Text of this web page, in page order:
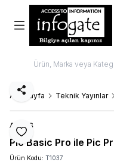
Ana Sayfa Teknik Yayınlar
Favoriye Ekle
Paylaş
ALTAŞ
Pic Basic Pro ile Pic
Ürün Kodu: T1037